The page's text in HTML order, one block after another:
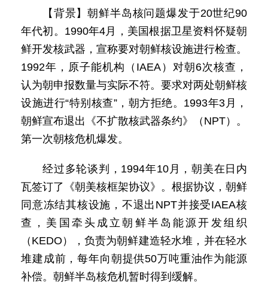
【背景】朝鲜半岛核问题爆发于20世纪90
年代初。1990年4月，美国根据卫星资料怀疑朝
鲜开发核武器，宣称要对朝鲜核设施进行检查。
1992年，原子能机构（IAEA）对朝6次核查，
认为朝申报数量与实际不符。要求对两处朝鲜核
设施进行“特别核查”，朝方拒绝。1993年3月，
朝鲜宣布退出《不扩散核武器条约》（NPT）。
第一次朝核危机爆发。
经过多轮谈判，1994年10月，朝美在日内
瓦签订了《朝美核框架协议》。根据协议，朝鲜
同意冻结其核设施，不退出NPT并接受IAEA核
查，美国牵头成立朝鲜半岛能源开发组织
（KEDO），负责为朝鲜建造轻水堆，并在轻水
堆建成前，每年向朝提供50万吨重油作为能源
补偿。朝鲜半岛核危机暂时得到缓解。